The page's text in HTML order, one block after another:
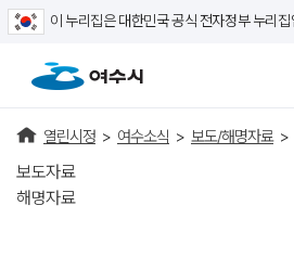
이 누리집은 대한민국 공식 전자정부 누리집
열린시정 > 여수소식 > 보도/해명자료 >
보도자료
해명자료